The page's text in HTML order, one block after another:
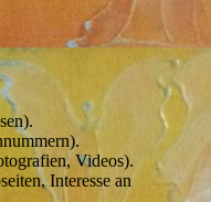
Videos).
Interesse an